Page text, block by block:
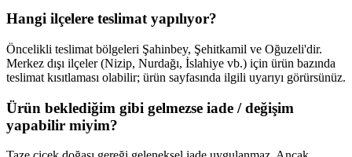
Hangi ilçelere teslimat yapılıyor?
Öncelikli teslimat bölgeleri Şahinbey, Şehitkamil ve Oğuzeli'dir.
Merkez dışı ilçeler (Nizip, Nurdağı, İslahiye vb.) için ürün bazında
teslimat kısıtlaması olabilir; ürün sayfasında ilgili uyarıyı görürsünüz.
Ürün beklediğim gibi gelmezse iade / değişim
yapabilir miyim?